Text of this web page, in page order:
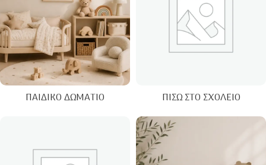
ΠΑΙΔΙΚΌ ΔΩΜΆΤΙΟ ΠΊΣΩ ΣΤΟ ΣΧΟΛΕΊΟ